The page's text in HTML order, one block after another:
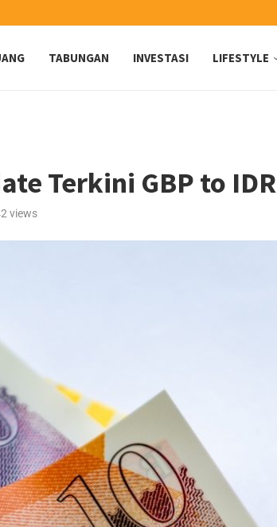
TABUNGAN INVESTASI LIFESTYLE
Terkini GBP to IDR
views